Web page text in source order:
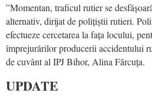
”Momentan, traficul rutier se
alternativ, dirijat de polițiștii rutieri.
efectueze cercetarea la fața locului,
împrejurărilor producerii accidentului
de cuvânt al IPJ Bihor, Alina Fărcuța.
UPDATE